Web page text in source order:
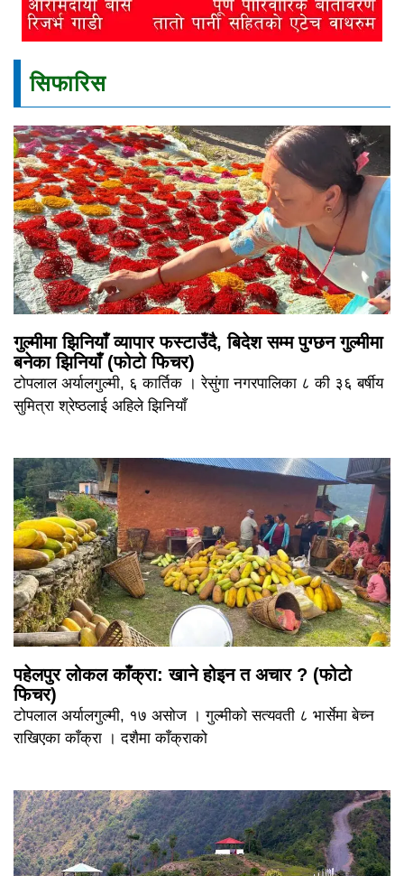
सिफारिस
गुल्मीमा झिनियाँ व्यापार फस्टाउँदै, बिदेश सम्म पुग्छन गुल्मीमा
बनेका झिनियाँ (फोटो फिचर)
टोपलाल अर्यालगुल्मी, ६ कार्तिक । रेसुंगा नगरपालिका ८ की ३६ बर्षीय
सुमित्रा श्रेष्ठलाई अहिले झिनियाँ
पहेलपुर लोकल काँक्रा: खाने होइन त अचार ? (फोटो
फिचर)
टोपलाल अर्यालगुल्मी, १७ असोज । गुल्मीको सत्यवती ८ भार्सेमा बेच्न
राखिएका काँक्रा । दशैमा काँक्राको